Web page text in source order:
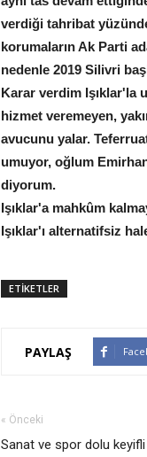
verdiği tahribat
korumaların Ak Parti
nedenle 2019 Silivri
Karar verdim Işıklar'la
hizmet veremeyen,
avucunu yalar.
umuyor, oğlum
diyorum.
Işıklar'a mahkûm
Işıklar'ı alternatifsiz
ETİKETLER
PAYLAŞ
« Önceki
Sanat ve spor dolu